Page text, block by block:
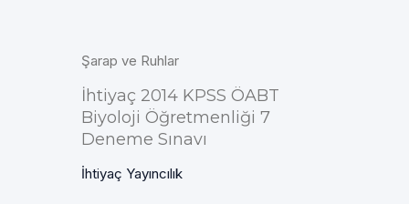
Şarap ve Ruhlar
İhtiyaç 2014 KPSS ÖABT
Biyoloji Öğretmenliği 7
Deneme Sınavı
İhtiyaç Yayıncılık